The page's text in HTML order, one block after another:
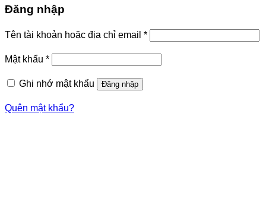
Đăng nhập
Tên tài khoản hoặc địa chỉ email *Bắt
Mật khẩu *Bắt
Ghi nhớ mật khẩu
Đăng nhập
Quên mật khẩu?